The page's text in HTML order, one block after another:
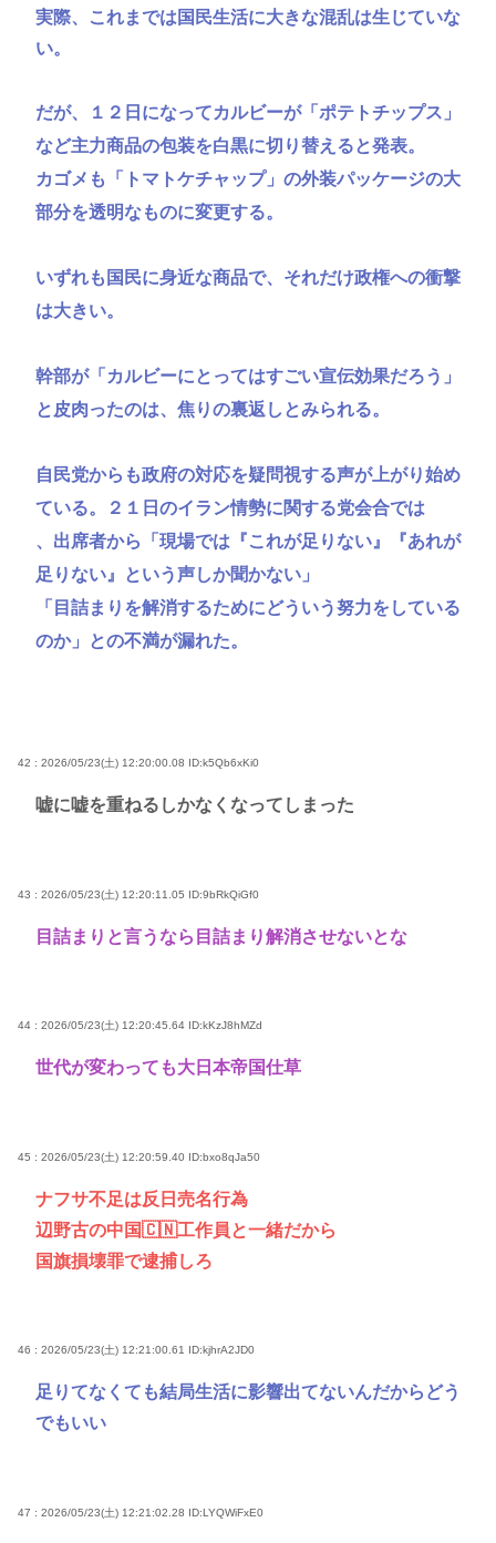
実際、これまでは国民生活に大きな混乱は生じていな
い。
だが、１２日になってカルビーが「ポテトチップス」
など主力商品の包装を白黒に切り替えると発表。
カゴメも「トマトケチャップ」の外装パッケージの大
部分を透明なものに変更する。
いずれも国民に身近な商品で、それだけ政権への衝撃
は大きい。
幹部が「カルビーにとってはすごい宣伝効果だろう」
と皮肉ったのは、焦りの裏返しとみられる。
自民党からも政府の対応を疑問視する声が上がり始め
ている。２１日のイラン情勢に関する党会合では
、出席者から「現場では『これが足りない』『あれが
足りない』という声しか聞かない」
「目詰まりを解消するためにどういう努力をしている
のか」との不満が漏れた。
42 : 2026/05/23(土) 12:20:00.08 ID:k5Qb6xKi0
嘘に嘘を重ねるしかなくなってしまった
43 : 2026/05/23(土) 12:20:11.05 ID:9bRkQiGf0
目詰まりと言うなら目詰まり解消させないとな
44 : 2026/05/23(土) 12:20:45.64 ID:kKzJ8hMZd
世代が変わっても大日本帝国仕草
45 : 2026/05/23(土) 12:20:59.40 ID:bxo8qJa50
ナフサ不足は反日売名行為
辺野古の中国🇨🇳工作員と一緒だから
国旗損壊罪で逮捕しろ
46 : 2026/05/23(土) 12:21:00.61 ID:kjhrA2JD0
足りてなくても結局生活に影響出てないんだからどう
でもいい
47 : 2026/05/23(土) 12:21:02.28 ID:LYQWiFxE0